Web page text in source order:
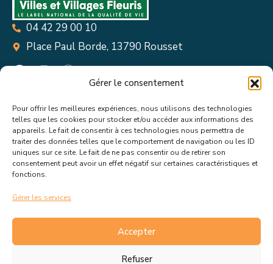
Gérer le consentement
Pour offrir les meilleures expériences, nous utilisons des technologies
telles que les cookies pour stocker et/ou accéder aux informations des
appareils. Le fait de consentir à ces technologies nous permettra de
traiter des données telles que le comportement de navigation ou les ID
uniques sur ce site. Le fait de ne pas consentir ou de retirer son
consentement peut avoir un effet négatif sur certaines caractéristiques et
fonctions.
Gérer les services
Accepter
Refuser
04 42 29 00 10
Place Paul Borde, 13790 Rousset
Suivez toutes les informations &
actualités de votre ville !
mairie de Rousset. En savoir plus sur la gestion de mes